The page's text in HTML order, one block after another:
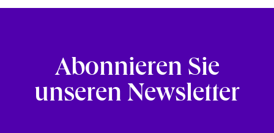
Abonnieren Sie
unseren Newsletter